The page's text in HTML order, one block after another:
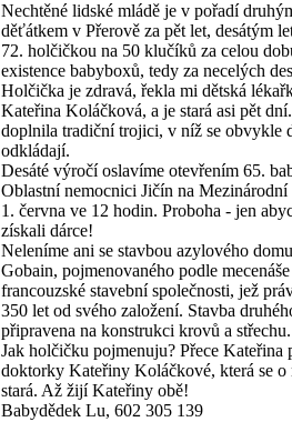
Nechtěné lidské mládě je v pořadí
děťátkem v Přerově za pět let, desátým
72. holčičkou na 50 klučíků za celou
existence babyboxů, tedy za necelých
Holčička je zdravá, řekla mi dětská
Kateřina Koláčková, a je stará asi pět
doplnila tradiční trojici, v níž se obvykle
odkládají.
Desáté výročí oslavíme otevřením 65.
Oblastní nemocnici Jičín na Mezinárodní
1. června ve 12 hodin. Proboha - jen
získali dárce!
Neleníme ani se stavbou azylového
Gobain, pojmenovaného podle
francouzské stavební společnosti, jež
350 let od svého založení. Stavba
připravena na konstrukci krovů a střechu.
Jak holčičku pojmenuju? Přece Kateřina
doktorky Kateřiny Koláčkové, která se o
stará. Až žijí Kateřiny obě!
Babydědek Lu, 602 305 139